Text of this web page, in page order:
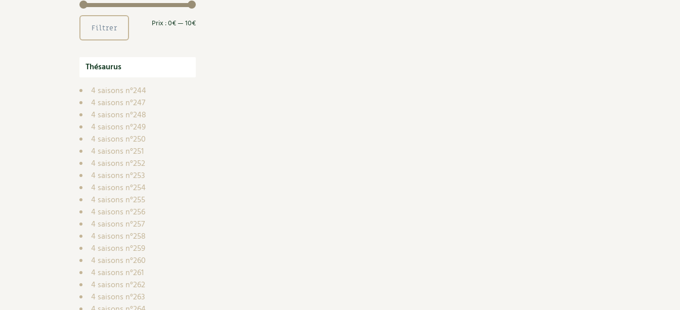
Biodiversité
Autonomie, bricolage
Jardiner en ville
Ornement et aménagement du jardin
Bricolages au jardin
Biodiversité
Ravageurs et maladies au jardin
Petit élevage
Nouvelles sur le jardin et l’écologie
Prenez-en de la graine !
Les chroniques de Marie
Prix
Prix
Filtrer Prix :0€—10€
Thésaurus
4 saisons n°244
4 saisons n°247
4 saisons n°248
4 saisons n°249
4 saisons n°250
4 saisons n°251
4 saisons n°252
4 saisons n°253
4 saisons n°254
4 saisons n°255
4 saisons n°256
4 saisons n°257
4 saisons n°258
4 saisons n°259
4 saisons n°260
4 saisons n°261
4 saisons n°262
4 saisons n°263